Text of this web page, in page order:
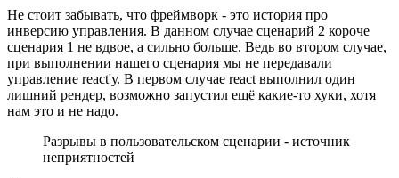
Не стоит забывать, что фреймворк - это история про
инверсию управления. В данном случае сценарий 2 короче
сценария 1 не вдвое, а сильно больше. Ведь во втором случае,
при выполнении нашего сценария мы не передавали
управление react'у. В первом случае react выполнил один
лишний рендер, возможно запустил ещё какие-то хуки, хотя
нам это и не надо.
Разрывы в пользовательском сценарии - источник
неприятностей